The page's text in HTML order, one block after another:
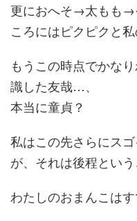
更におへそ→太もも→
ころにはピクピクと
もうこの時点でかな
識した友哉…、
本当に童貞？
私はこの先さらにス
が、それは後程という
わたしのおまんこはす